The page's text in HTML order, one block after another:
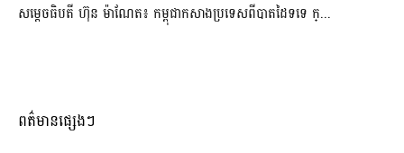
សម្ដេចធិបតី ហ៊ុន ម៉ាណែត៖ កម្ពុជាកសាងប្រទេសពីបាតដៃទទេ ក្...
ពត៌មានផ្សេងៗ